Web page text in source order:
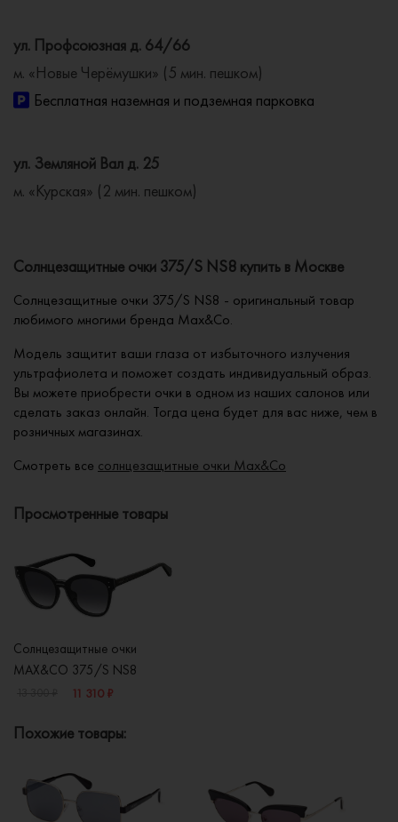
ул. Профсоюзная д. 64/66
м. «Новые Черёмушки» (5 мин. пешком)
Бесплатная наземная и подземная парковка
ул. Земляной Вал д. 25
м. «Курская» (2 мин. пешком)
Солнцезащитные очки 375/S NS8 купить в Москве
Солнцезащитные очки 375/S NS8 - оригинальный товар
любимого многими бренда Max&Co.
Модель защитит ваши глаза от избыточного излучения
ультрафиолета и поможет создать индивидуальный образ.
Вы можете приобрести очки в одном из наших салонов или
сделать заказ онлайн. Тогда цена будет для вас ниже, чем в
розничных магазинах.
Смотреть все солнцезащитные очки Max&Co
Просмотренные товары
Солнцезащитные очки
MAX&CO 375/S NS8
11 310 ₽
Похожие товары: